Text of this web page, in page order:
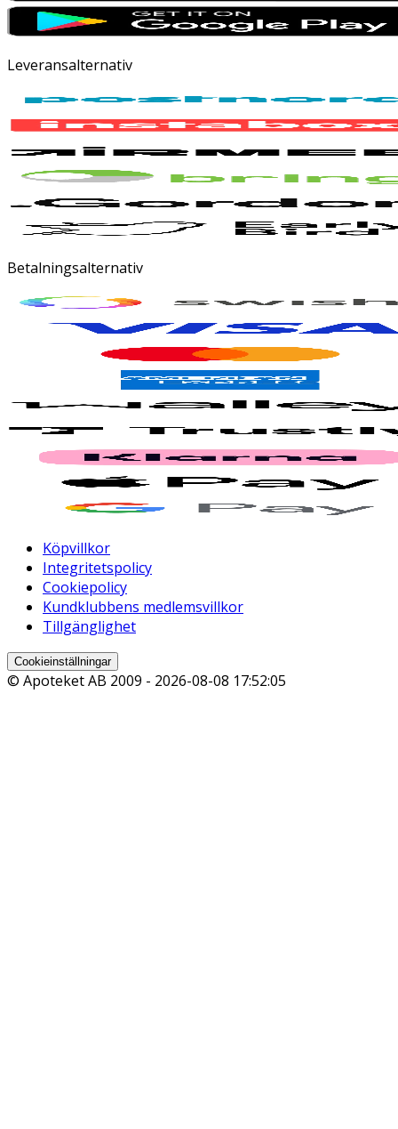
Leveransalternativ
Betalningsalternativ
Köpvillkor
Integritetspolicy
Cookiepolicy
Kundklubbens medlemsvillkor
Tillgänglighet
Cookieinställningar
© Apoteket AB 2009 - 2026-08-08 17:52:05